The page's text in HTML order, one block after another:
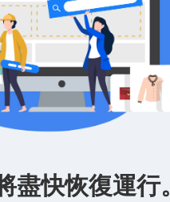
盡快恢復運行。